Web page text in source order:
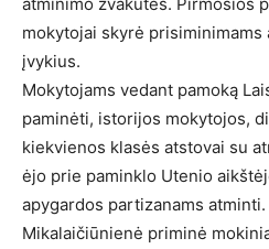
mokytojai skyrė
įvykius.
Mokytojams vedant pamoką
paminėti, istorijos mokytojos,
kiekvienos klasės atstovai su
ėjo prie paminklo Utenio
apygardos partizanams
Mikalaičiūnienė priminė